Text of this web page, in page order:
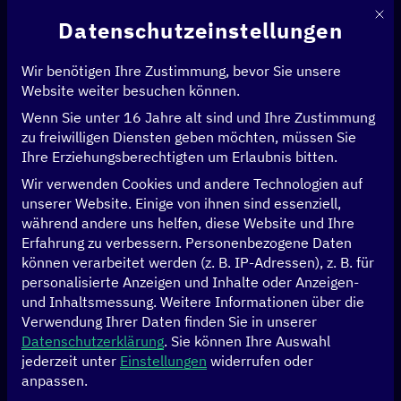
Startseite > Initiativen > Digitalzentrum Nigeria
Digitalzentrum
Nigeria
Auf einen Blick
Die nigerianische Regierung betrachtet die digitale
Transformation ganzheitlich sowohl in Bezug auf ihre
Chancen und Potenziale als auch auf ihre Risiken.
Dennoch ist sie bisher bei der konkreten Umsetzung
Mit
Datenschutzeinstellungen
Wir benötigen Ihre Zustimmung, bevor Sie unsere
Website weiter besuchen können.
Wenn Sie unter 16 Jahre alt sind und Ihre Zustimmung
zu freiwilligen Diensten geben möchten, müssen Sie
Ihre Erziehungsberechtigten um Erlaubnis bitten.
Wir verwenden Cookies und andere Technologien auf
unserer Website. Einige von ihnen sind essenziell,
während andere uns helfen, diese Website und Ihre
Erfahrung zu verbessern. Personenbezogene Daten
können verarbeitet werden (z. B. IP-Adressen), z. B. für
personalisierte Anzeigen und Inhalte oder Anzeigen-
und Inhaltsmessung. Weitere Informationen über die
Verwendung Ihrer Daten finden Sie in unserer
Datenschutzerklärung. Sie können Ihre Auswahl
jederzeit unter Einstellungen widerrufen oder
anpassen.